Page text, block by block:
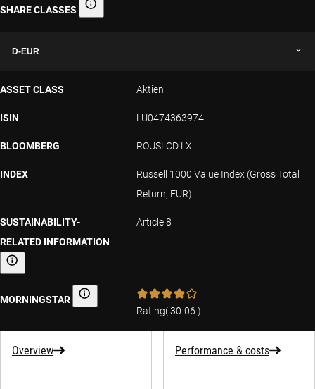
SHARE CLASSES Share classes
D-EUR
ASSET CLASS Aktien
ISIN LU0474363974
BLOOMBERG ROUSLCD LX
INDEX
Russell 1000 Value Index (Gross Total
Return, EUR)
SUSTAINABILITY-
RELATED INFORMATION
Sustainability-related information
Article 8
MORNINGSTAR Morningstar
Rating(30-06 )
Overview Performance & costs